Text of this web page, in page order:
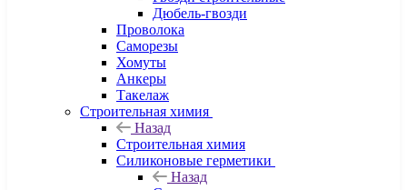
Дюбель-гвозди
Проволока
Саморезы
Хомуты
Анкеры
Такелаж
Строительная химия
Назад
Строительная химия
Силиконовые герметики
Назад